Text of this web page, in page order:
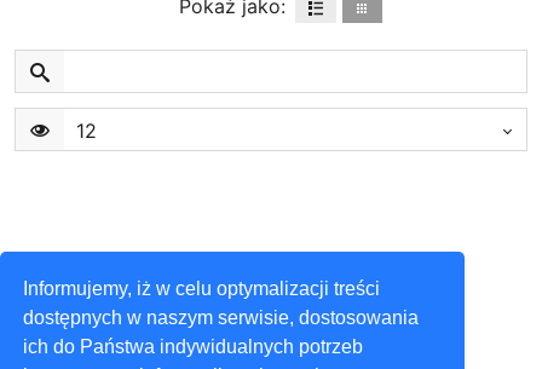
Informujemy, iż w celu optymalizacji treści
dostępnych w naszym serwisie, dostosowania
ich do Państwa indywidualnych potrzeb
Pokaż jako:
12